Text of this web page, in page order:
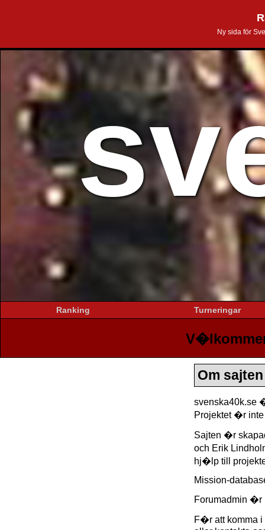
Ny sida för
Ranking Turneringar
Om sajten
svenska40k.se
Projektet �r
Sajten �r
och Erik
hj�lp till
Mission-
Forumadmin �r
F�r att komma i